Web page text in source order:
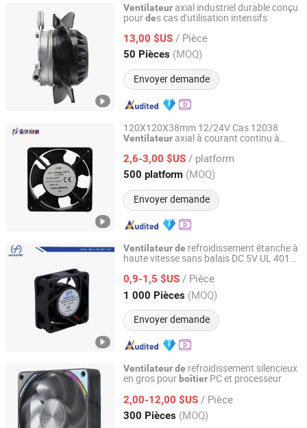
Ventilateur axial industriel durable conçu
pourdes cas d'utilisation intensifs
13,00 $US / Pièce
50 Pièces (MOQ)
Envoyer demande
Suzhou Jimee Motor Co., Ltd.
Jiangsu, China Depuis 2021
120X120X38mm 12/24V Cas 12038
Ventilateur axial à courant continu à
2,6-3,00 $US / platform
500 platform (MOQ)
Envoyer demande
Hangzhou Jinjiu Electric Appliance Co., Ltd.
Zhejiang, China Depuis 2020
Ventilateurde refroidissement étanche à
haute vitesse sans balais DC 5V UL 4015
0,9-1,5 $US / Pièce
1 000 Pièces (MOQ)
Envoyer demande
Shenzhen Hongfei Electrical Technology Co., Ltd
Guangdong, China Depuis 2025
Ventilateurde refroidissement silencieux
en gros pour boîtier PC et processeur
2,00-12,00 $US / Pièce
300 Pièces (MOQ)
Segotep Electronic Technology Co., Ltd.
Guangdong, China Depuis 2020